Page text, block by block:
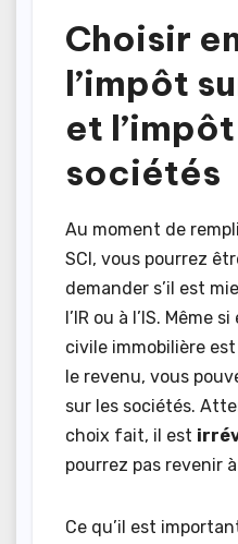
Choisir
l’impôt
et
sociétés
Au moment de
SCI, vous pourrez
demander s’il est
l’IR ou à l’IS. Même
civile immobilière
le revenu, vous
sur les sociétés.
choix fait, il est
pourrez pas revenir à
Ce qu’il est